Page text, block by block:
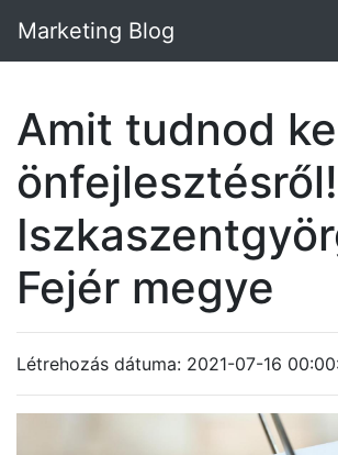
Marketing Blog
Amit tudnod
önfejlesztésről!
Fejér megye
Létrehozás dátuma: 2021-07-16